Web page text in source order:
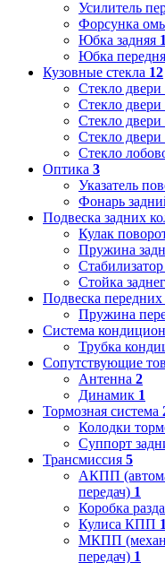
Усилитель
Форсунка
Юбка задняя 1
Юбка
Кузовные стекла 12
Стекло двери
Стекло двери
Стекло двери
Стекло двери
Стекло
Оптика 3
Указатель
Фонарь
Подвеска задних
Кулак
Пружина
Стойка
Подвеска передних
Пружина
Система
Трубка
Сопутствующие
Антенна 2
Динамик 1
Тормозная система
Колодки
Суппорт
Трансмиссия 5
АКПП
передач) 1
Коробка
Кулиса КПП 1
МКПП
передач) 1